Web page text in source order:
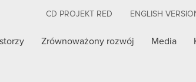
CD PROJEKT RED ENGLISH
Zrównoważony rozwój Media